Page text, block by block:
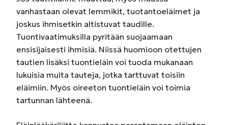
vanhastaan olevat lemmikit, tuotantoeläimet ja
joskus ihmisetkin altistuvat taudille.
Tuontivaatimuksilla pyritään suojaamaan
ensisijaisesti ihmisiä. Niissä huomioon otettujen
tautien lisäksi tuontieläin voi tuoda mukanaan
lukuisia muita tauteja, jotka tarttuvat toisiin
eläimiin. Myös oireeton tuontieläin voi toimia
tartunnan lähteenä.